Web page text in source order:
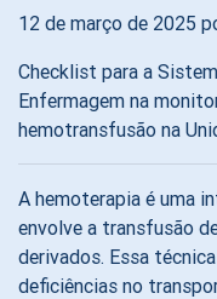
12 de março de 2025
Checklist para a
Enfermagem na
hemotransfusão na
A hemoterapia é uma
envolve a transfusão
derivados. Essa
deficiências no